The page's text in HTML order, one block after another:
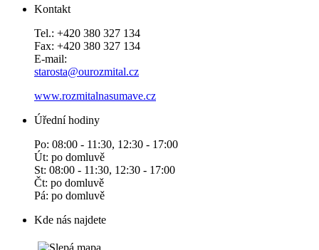
Kontakt
Tel.: +420 380 327 134
Fax: +420 380 327 134
E-mail:
starosta@ourozmital.cz
www.rozmitalnasumave.cz
Úřední hodiny
Po: 08:00 - 11:30, 12:30 - 17:00
Út: po domluvě
St: 08:00 - 11:30, 12:30 - 17:00
Čt: po domluvě
Pá: po domluvě
Kde nás najdete